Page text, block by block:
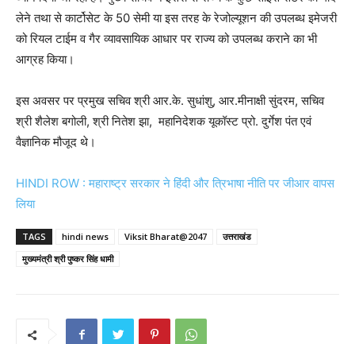
लेने तथा से कार्टोसेट के 50 सेमी या इस तरह के रेजोल्यूशन की उपलब्ध इमेजरी
को रियल टाईम व गैर व्यावसायिक आधार पर राज्य को उपलब्ध कराने का भी
आग्रह किया।
इस अवसर पर प्रमुख सचिव श्री आर.के. सुधांशु, आर.मीनाक्षी सुंदरम, सचिव
श्री शैलेश बगोली, श्री नितेश झा, महानिदेशक यूकॉस्ट प्रो. दुर्गेश पंत एवं
वैज्ञानिक मौजूद थे।
HINDI ROW : महाराष्ट्र सरकार ने हिंदी और त्रिभाषा नीति पर जीआर वापस
लिया
TAGS hindi news Viksit Bharat@2047
उत्तराखंड
मुख्यमंत्री श्री पुष्कर सिंह धामी